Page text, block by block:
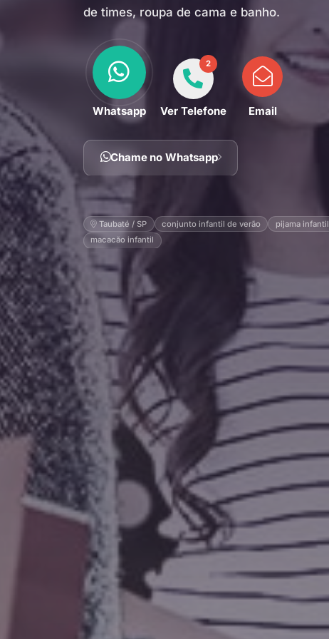
de times, roupa de cama e banho.
Whatsapp
2
Ver Telefone Email
Chame no Whatsapp
Taubaté / SP conjunto infantil de verão pijama infantil
macacão infantil